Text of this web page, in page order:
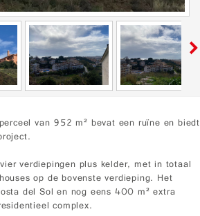
van 952 m² bevat een ruïne en biedt
verdiepingen plus kelder, met in totaal
op de bovenste verdieping. Het
del Sol en nog eens 400 m² extra
complex.